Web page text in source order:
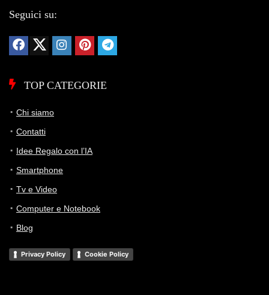
Seguici su:
TOP CATEGORIE
Chi siamo
Contatti
Idee Regalo con l’IA
Smartphone
Tv e Video
Computer e Notebook
Blog
Privacy Policy Cookie Policy